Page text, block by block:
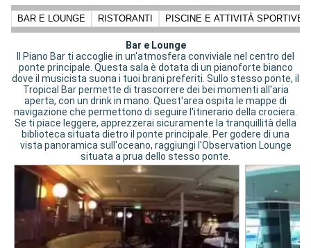
BAR E LOUNGE RISTORANTI PISCINE E ATTIVITÀ SPORTIVE
Bar e Lounge
Il Piano Bar ti accoglie in un'atmosfera conviviale nel centro del
ponte principale. Questa sala è dotata di un pianoforte bianco
dove il musicista suona i tuoi brani preferiti. Sullo stesso ponte, il
Tropical Bar permette di trascorrere dei bei momenti all'aria
aperta, con un drink in mano. Quest'area ospita le mappe di
navigazione che permettono di seguire l'itinerario della crociera.
Se ti piace leggere, apprezzerai sicuramente la tranquillità della
biblioteca situata dietro il ponte principale. Per godere di una
vista panoramica sull'oceano, raggiungi l'Observation Lounge
situata a prua dello stesso ponte.